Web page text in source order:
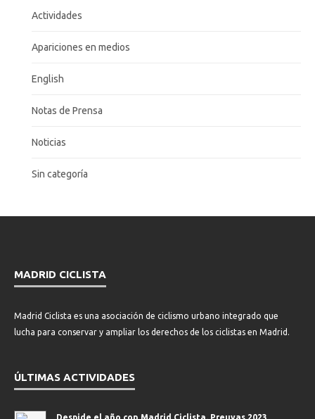
Actividades
Apariciones en medios
English
Notas de Prensa
Noticias
Sin categoría
MADRID CICLISTA
Madrid Ciclista es una asociación de ciclismo urbano integrado que
lucha para conservar y ampliar los derechos de los ciclistas en Madrid.
ÚLTIMAS ACTIVIDADES